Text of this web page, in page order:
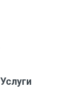
Услуги